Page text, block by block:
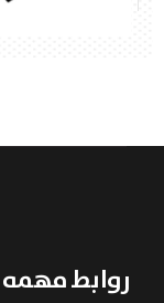
روابط مهمه